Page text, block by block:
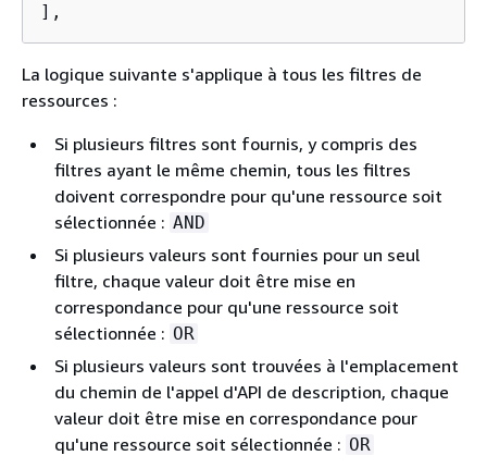
],
La logique suivante s'applique à tous les filtres de
ressources :
Si plusieurs filtres sont fournis, y compris des
filtres ayant le même chemin, tous les filtres
doivent correspondre pour qu'une ressource soit
sélectionnée : AND
Si plusieurs valeurs sont fournies pour un seul
filtre, chaque valeur doit être mise en
correspondance pour qu'une ressource soit
sélectionnée : OR
Si plusieurs valeurs sont trouvées à l'emplacement
du chemin de l'appel d'API de description, chaque
valeur doit être mise en correspondance pour
qu'une ressource soit sélectionnée : OR